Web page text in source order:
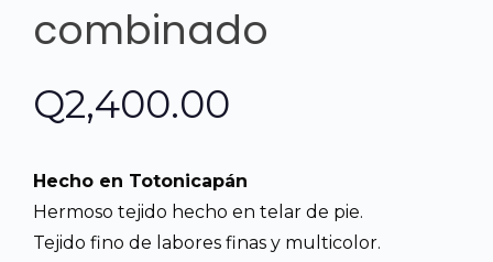
combinado
Q2,400.00
Hecho en Totonicapán
Hermoso tejido hecho en telar de pie.
Tejido fino de labores finas y multicolor.